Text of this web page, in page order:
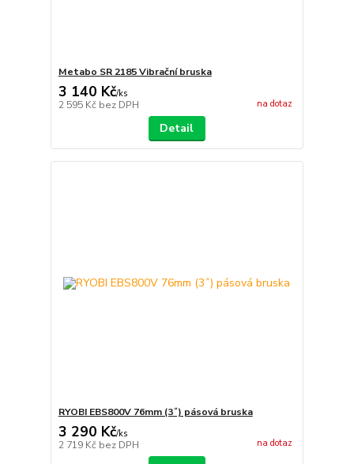
Metabo SR 2185 Vibrační bruska
3 140 Kč/ks
2 595 Kč bez DPH na dotaz
Detail
RYOBI EBS800V 76mm (3˝) pásová bruska
3 290 Kč/ks
2 719 Kč bez DPH na dotaz